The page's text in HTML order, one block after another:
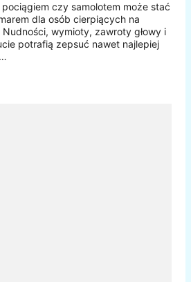
czy samolotem może stać
dla osób cierpiących na
wymioty, zawroty głowy i
potrafią zepsuć nawet najlepiej